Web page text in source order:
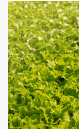
branntesting.